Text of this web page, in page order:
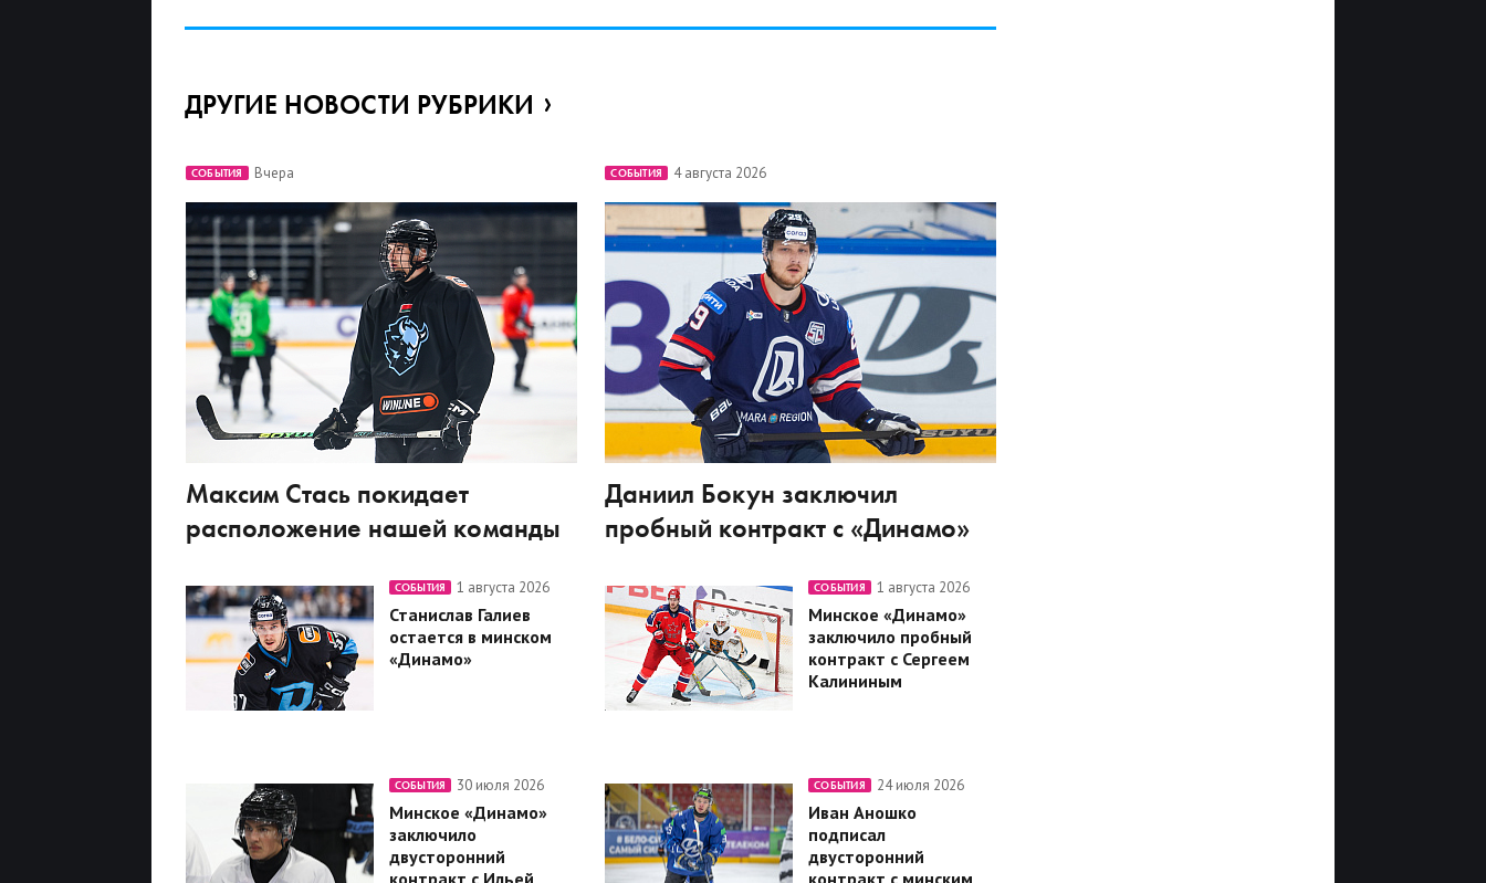
ДРУГИЕ НОВОСТИ РУБРИКИ
СОБЫТИЯ Вчера
Максим Стась покидает
расположение нашей команды
СОБЫТИЯ 4 августа 2026
Даниил Бокун заключил
пробный контракт с «Динамо»
СОБЫТИЯ 1 августа 2026
Станислав Галиев
остается в минском
«Динамо»
СОБЫТИЯ 1 августа 2026
Минское «Динамо»
заключило пробный
контракт с Сергеем
Калининым
СОБЫТИЯ 30 июля 2026
Минское «Динамо»
заключило
двусторонний
контракт с Ильей
СОБЫТИЯ 24 июля 2026
Иван Аношко
подписал
двусторонний
контракт с минским